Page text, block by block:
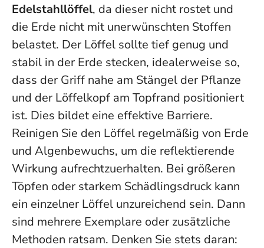
Edelstahllöffel, da dieser nicht rostet und
die Erde nicht mit unerwünschten Stoffen
belastet. Der Löffel sollte tief genug und
stabil in der Erde stecken, idealerweise so,
dass der Griff nahe am Stängel der Pflanze
und der Löffelkopf am Topfrand positioniert
ist. Dies bildet eine effektive Barriere.
Reinigen Sie den Löffel regelmäßig von Erde
und Algenbewuchs, um die reflektierende
Wirkung aufrechtzuerhalten. Bei größeren
Töpfen oder starkem Schädlingsdruck kann
ein einzelner Löffel unzureichend sein. Dann
sind mehrere Exemplare oder zusätzliche
Methoden ratsam. Denken Sie stets daran: